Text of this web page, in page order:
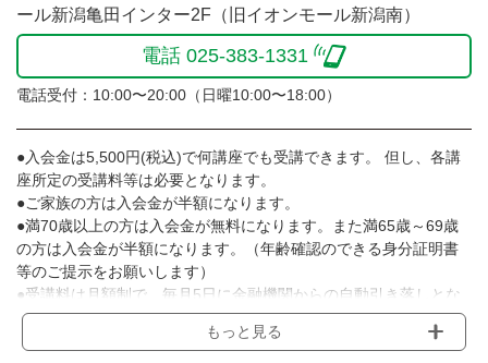
ール新潟亀田インター2F（旧イオンモール新潟南）
電話 025-383-1331
電話受付：10:00〜20:00（日曜10:00〜18:00）
●入会金は5,500円(税込)で何講座でも受講できます。 但し、各講
座所定の受講料等は必要となります。
●ご家族の方は入会金が半額になります。
●満70歳以上の方は入会金が無料になります。また満65歳～69歳
の方は入会金が半額になります。（年齢確認のできる身分証明書
等のご提示をお願いします）
●受講料は月額制で、毎月5日に金融機関からの自動引き落しとな
ります。
※講座によってはお支払い方法が異なる場合がありますのでご確認
もっと見る